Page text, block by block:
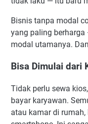
Bisnis tanpa modal
yang paling
modal utamanya.
Bisa Dimulai dari
Tidak perlu sewa
bayar karyawan.
atau kamar di